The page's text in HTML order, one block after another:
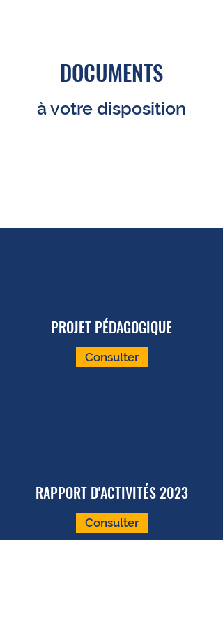
DOCUMENTS
à votre disposition
PROJET PÉDAGOGIQUE
Consulter
RAPPORT D'ACTIVITÉS 2023
Consulter